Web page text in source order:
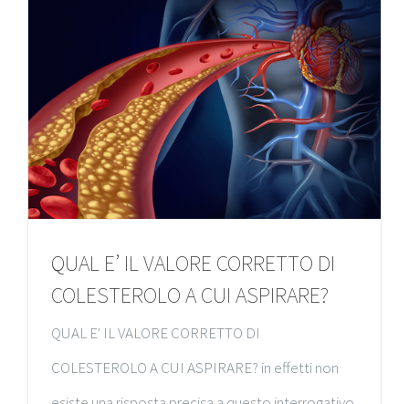
QUAL E’ IL VALORE CORRETTO DI
COLESTEROLO A CUI ASPIRARE?
QUAL E' IL VALORE CORRETTO DI
COLESTEROLO A CUI ASPIRARE? in effetti non